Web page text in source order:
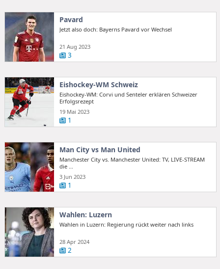
Pavard
Jetzt also doch: Bayerns Pavard vor Wechsel
21 Aug 2023
3
Eishockey-WM Schweiz
Eishockey-WM: Corvi und Senteler erklären Schweizer
Erfolgsrezept
19 Mai 2023
1
Man City vs Man United
Manchester City vs. Manchester United: TV, LIVE-STREAM
die ...
3 Jun 2023
1
Wahlen: Luzern
Wahlen in Luzern: Regierung rückt weiter nach links
28 Apr 2024
2